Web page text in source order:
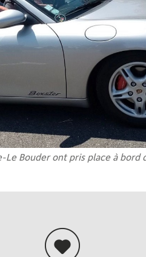
Le Bouder ont pris place à